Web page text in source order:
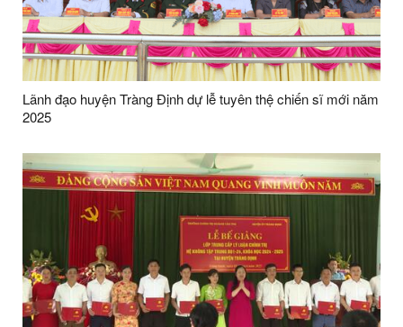
Lãnh đạo huyện Tràng Định dự lễ tuyên thệ chiến sĩ mới năm
2025